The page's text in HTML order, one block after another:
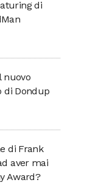
di
nuovo
di Dondup
di Frank
aver mai
Award?